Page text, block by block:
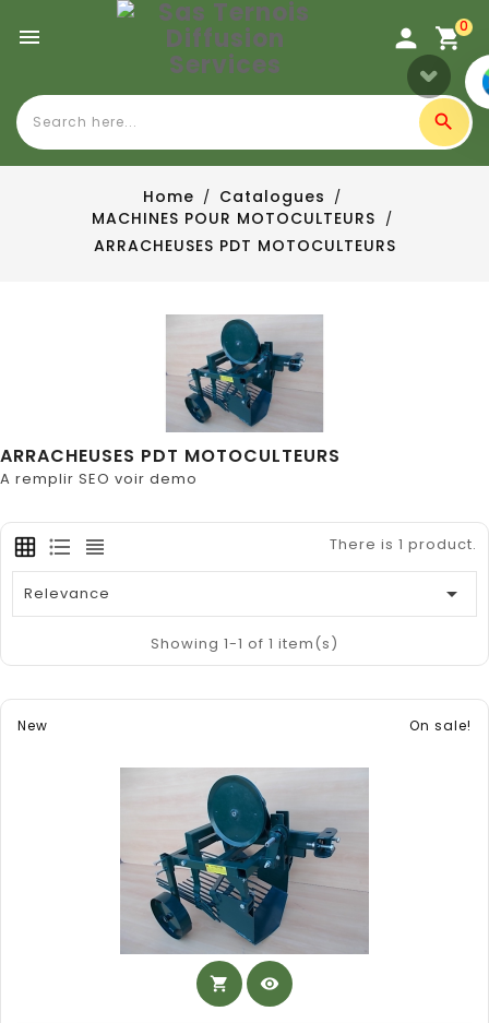
0

Home
Catalogues
MACHINES POUR MOTOCULTEURS
ARRACHEUSES PDT MOTOCULTEURS
ARRACHEUSES PDT MOTOCULTEURS
A remplir SEO voir demo
There is 1 product.
Relevance 
Showing 1-1 of 1 item(s)
On sale!
New
shopping_cart visibility